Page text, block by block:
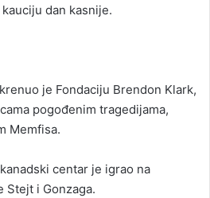
dan kasnije.
je Fondaciju Brendon Klark,
pogođenim tragedijama,
Memfisa.
centar je igrao na
Stejt i Gonzaga.